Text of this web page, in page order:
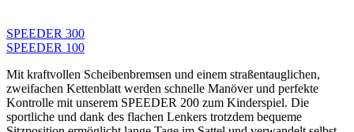
SPEEDER 300
SPEEDER 100
Mit kraftvollen Scheibenbremsen und einem straßentauglichen,
zweifachen Kettenblatt werden schnelle Manöver und perfekte
Kontrolle mit unserem SPEEDER 200 zum Kinderspiel. Die
sportliche und dank des flachen Lenkers trotzdem bequeme